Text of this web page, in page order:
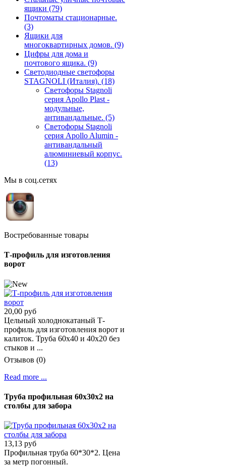
ящики (79)
Почтоматы стационарные.
(3)
Ящики для
многоквартирных домов. (9)
Цифры для дома и
почтового ящика. (9)
Светодиодные светофоры
STAGNOLI (Италия). (18)
Светофоры Stagnoli
серия Apollo Plast -
модульные,
антивандальные. (5)
Светофоры Stagnoli
серия Apollo Alumin -
антивандальный
алюминиевый корпус.
(13)
Мы в соц.сетях
Востребованные товары
Т-профиль для изготовления
ворот
20,00 руб
Цельный холоднокатаный Т-
профиль для изготовления ворот и
калиток. Труба 60х40 и 40х20 без
стыков и ...
Отзывов (0)
Read more ...
Труба профильная 60х30х2 на
столбы для забора
13,13 руб
Профильная труба 60*30*2. Цена
за метр погонный.